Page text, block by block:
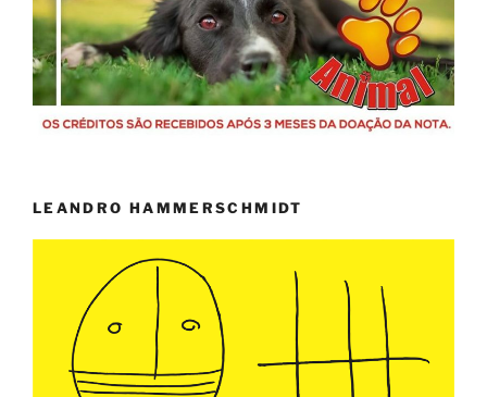
LEANDRO HAMMERSCHMIDT